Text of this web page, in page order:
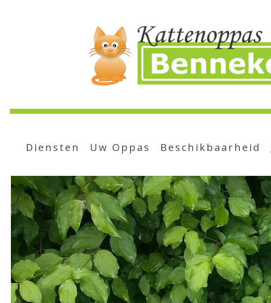
Diensten Uw Oppas Beschikbaarheid